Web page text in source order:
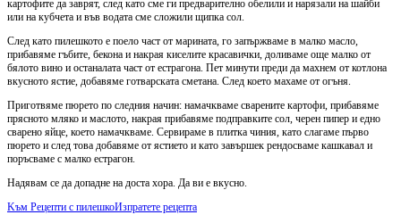
картофите да заврят, след като сме ги предварително обелили и нарязали на шайби
или на кубчета и във водата сме сложили щипка сол.
След като пилешкото е поело част от марината, го запържваме в малко масло,
прибавяме гъбите, бекона и накрая киселите красавички, доливаме още малко от
бялото вино и останалата част от естрагона. Пет минути преди да махнем от котлона
вкусното ястие, добавяме готварската сметана. След което махаме от огъня.
Приготвяме пюрето по следния начин: намачкваме сварените картофи, прибавяме
прясното мляко и маслото, накрая прибавяме подправките сол, черен пипер и едно
сварено яйце, което намачкваме. Сервираме в плитка чиния, като слагаме първо
пюрето и след това добавяме от ястието и като завършек рендосваме кашкавал и
поръсваме с малко естрагон.
Надявам се да допадне на доста хора. Да ви е вкусно.
Kъм Рецепти с пилешкоИзпратете рецепта